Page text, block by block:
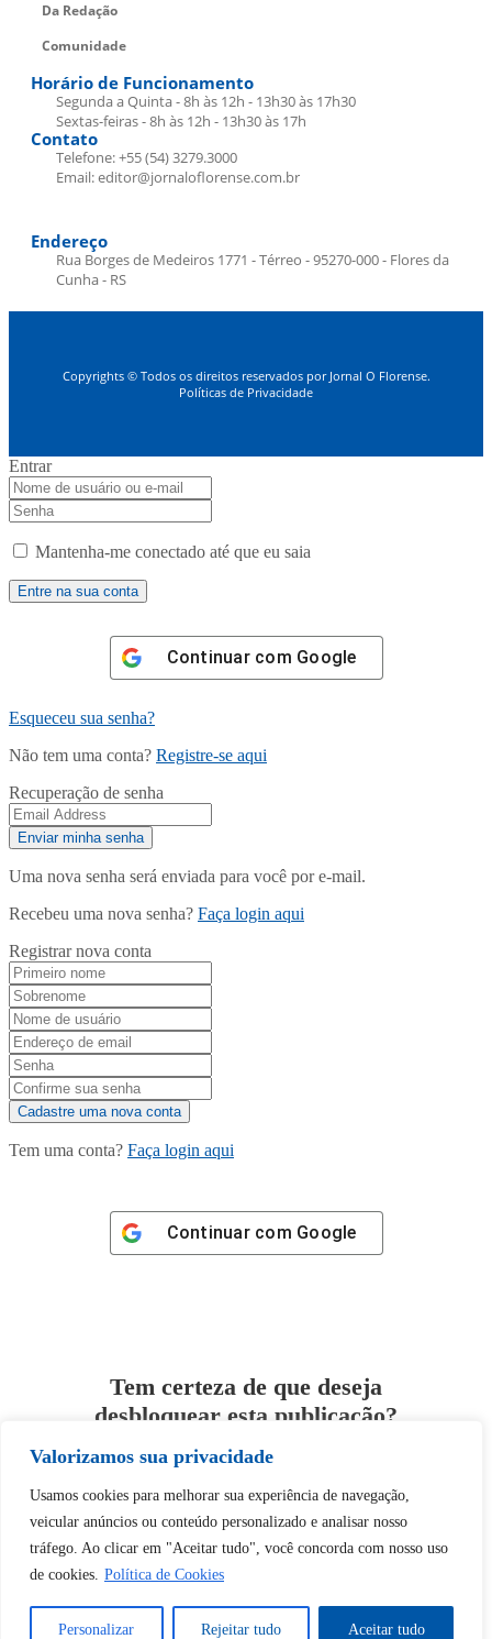
Valorizamos sua privacidade
Usamos cookies para melhorar sua experiência de navegação,
veicular anúncios ou conteúdo personalizado e analisar nosso
tráfego. Ao clicar em "Aceitar tudo", você concorda com nosso uso
de cookies. Política de Cookies
Personalizar Rejeitar tudo Aceitar tudo
Da Redação
Comunidade
Horário de Funcionamento
Segunda a Quinta - 8h às 12h - 13h30 às 17h30
Sextas-feiras - 8h às 12h - 13h30 às 17h
Contato
Telefone: +55 (54) 3279.3000
Email: editor@jornaloflorense.com.br
Endereço
Rua Borges de Medeiros 1771 - Térreo - 95270-000 - Flores da
Cunha - RS
Copyrights © Todos os direitos reservados por Jornal O Florense.
Políticas de Privacidade
Entrar
Mantenha-me conectado até que eu saia
Continuar com Google
Esqueceu sua senha?
Não tem uma conta? Registre-se aqui
Recuperação de senha
Uma nova senha será enviada para você por e-mail.
Recebeu uma nova senha? Faça login aqui
Registrar nova conta
Tem uma conta? Faça login aqui
Continuar com Google
Tem certeza de que deseja
desbloquear esta publicação?
Sim Não